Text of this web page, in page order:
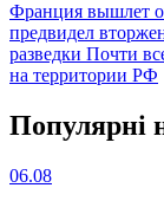
Франция вышлет
предвидел
разведки Почти
на территории РФ
Популярнi
06.08